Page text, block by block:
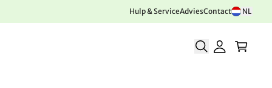
Hulp & ServiceAdviesContact NL